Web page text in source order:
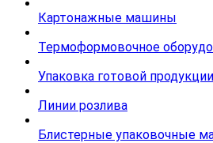
Картонажные машины
Термоформовочное
Упаковка готовой
Линии розлива
Блистерные упаковочные